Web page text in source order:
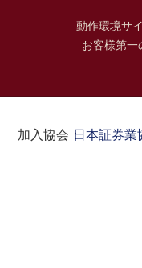
動作環境サ
お客様第一
加入協会：日本証券業